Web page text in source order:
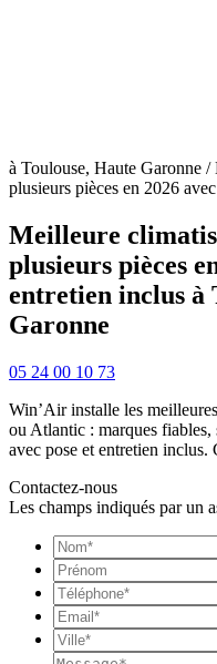
à Toulouse, Haute Garonne
plusieurs pièces en 2026
Meilleure
plusieurs pièces
entretien inclus à
Garonne
05 24 00 10 73
Win’Air installe les
ou Atlantic : marques fiables,
avec pose et entretien inclus.
Contactez-nous
Les champs indiqués par un